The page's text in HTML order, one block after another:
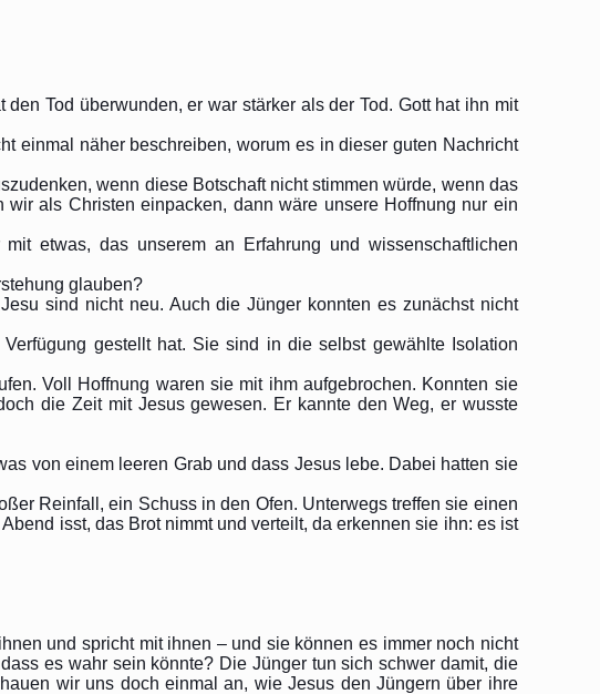
Tod überwunden, er war stärker als der Tod. Gott hat ihn mit
einmal näher beschreiben, worum es in dieser guten Nachricht
wenn diese Botschaft nicht stimmen würde, wenn das
als Christen einpacken, dann wäre unsere Hoffnung nur ein
etwas, das unserem an Erfahrung und wissenschaftlichen
glauben?
sind nicht neu. Auch die Jünger konnten es zunächst nicht
gestellt hat. Sie sind in die selbst gewählte Isolation
Voll Hoffnung waren sie mit ihm aufgebrochen. Konnten sie
die Zeit mit Jesus gewesen. Er kannte den Weg, er wusste
von einem leeren Grab und dass Jesus lebe. Dabei hatten sie
Reinfall, ein Schuss in den Ofen. Unterwegs treffen sie einen
isst, das Brot nimmt und verteilt, da erkennen sie ihn: es ist
und spricht mit ihnen – und sie können es immer noch nicht
es wahr sein könnte? Die Jünger tun sich schwer damit, die
wir uns doch einmal an, wie Jesus den Jüngern über ihre